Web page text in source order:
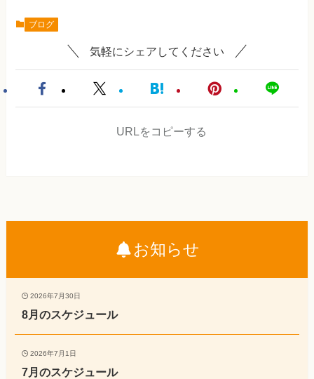
ブログ
気軽にシェアしてください
URLをコピーする
お知らせ
2026年7月30日
8月のスケジュール
2026年7月1日
7月のスケジュール